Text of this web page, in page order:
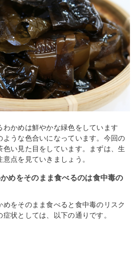
かめは鮮やかな緑色をしています
うな色合いになっています。今回の
色い見た目をしています。まずは、生
点を見ていきましょう。
めをそのまま食べるのは食中毒の
をそのまま食べると食中毒のリスク
状としては、以下の通りです。